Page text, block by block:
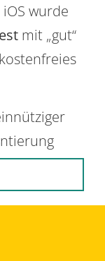
wurde
mit „gut“